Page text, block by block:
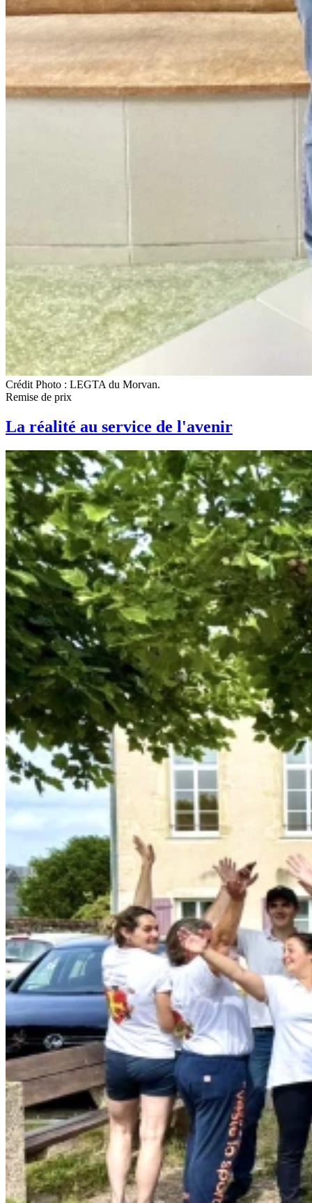
Crédit Photo : LEGTA du Morvan.
Remise de prix
La réalité au service de l'avenir